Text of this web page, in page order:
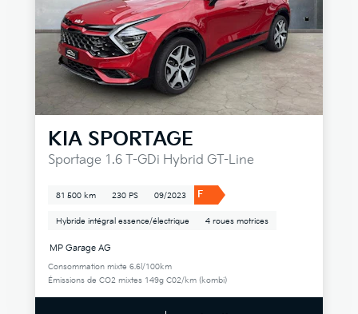
KIA SPORTAGE
Sportage 1.6 T-GDi Hybrid GT-Line
81 500 km 230 PS 09/2023 F
Hybride intégral essence/électrique 4 roues motrices
MP Garage AG
Consommation mixte 6.6l/100km
Émissions de CO2 mixtes 149g C02/km (kombi)